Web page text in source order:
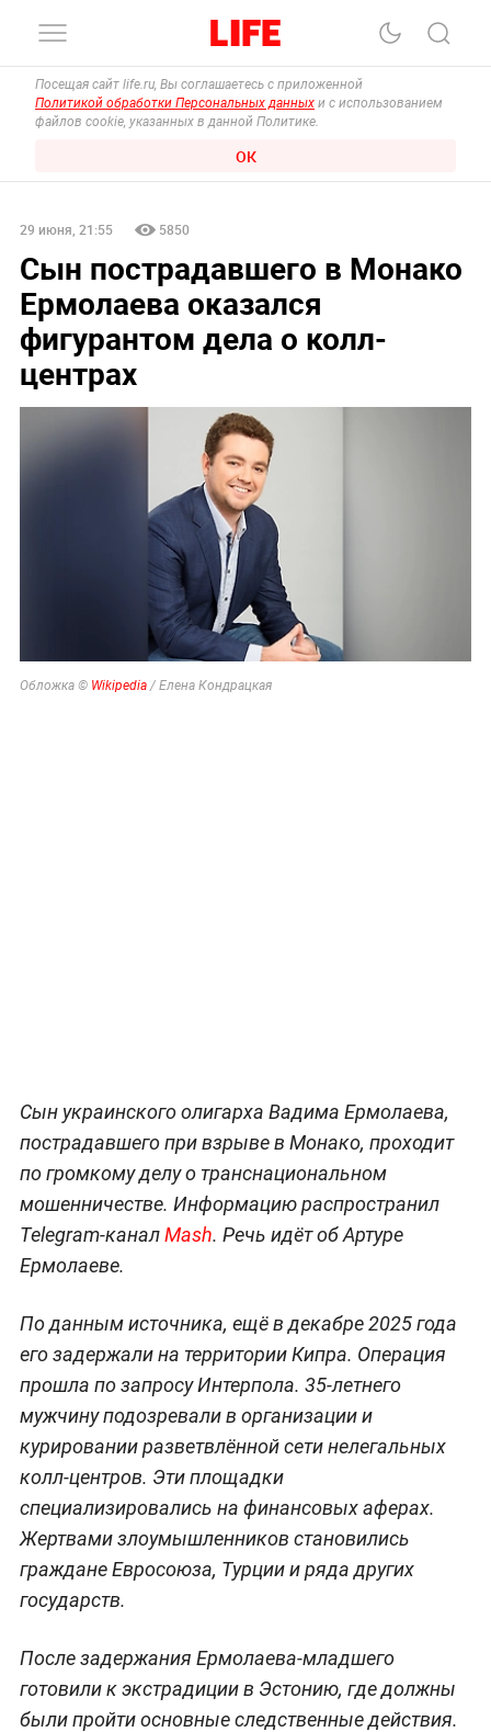
Посещая сайт life.ru, Вы соглашаетесь с приложенной
Политикой обработки Персональных данных и с использованием
файлов cookie, указанных в данной Политике.
ОК
29 июня, 21:55 5850
Сын пострадавшего в Монако
Ермолаева оказался
фигурантом дела о колл-
центрах
Обложка © Wikipedia/ Елена Кондрацкая
Сын украинского олигарха Вадима Ермолаева,
пострадавшего при взрыве в Монако, проходит
по громкому делу о транснациональном
мошенничестве. Информацию распространил
Telegram-каналMash. Речь идёт об Артуре
Ермолаеве.
По данным источника, ещё в декабре 2025 года
его задержали на территории Кипра. Операция
прошла по запросу Интерпола. 35-летнего
мужчину подозревали в организации и
курировании разветвлённой сети нелегальных
колл-центров. Эти площадки
специализировались на финансовых аферах.
Жертвами злоумышленников становились
граждане Евросоюза, Турции и ряда других
государств.
После задержания Ермолаева-младшего
готовили к экстрадиции в Эстонию, где должны
были пройти основные следственные действия.